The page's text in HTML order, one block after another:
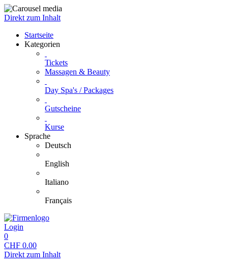
Direkt zum Inhalt
Startseite
Kategorien
Tickets
Massagen & Beauty
Day Spa's / Packages
Gutscheine
Kurse
Sprache
Deutsch
English
Italiano
Français
Login
0
CHF 0.00
Direkt zum Inhalt